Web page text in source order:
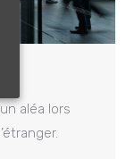
aléa lors